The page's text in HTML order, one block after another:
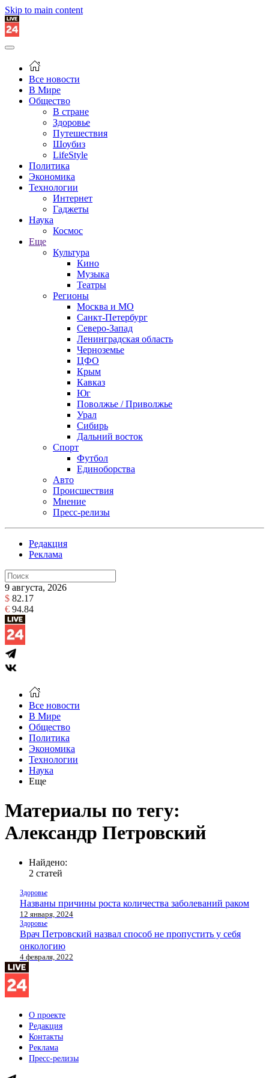
Skip to main content
Все новости
В Мире
Общество
В стране
Здоровье
Путешествия
Шоубиз
LifeStyle
Политика
Экономика
Технологии
Интернет
Гаджеты
Наука
Космос
Еще
Культура
Кино
Музыка
Театры
Регионы
Москва и МО
Санкт-Петербург
Северо-Запад
Ленинградская область
Черноземье
ЦФО
Крым
Кавказ
Юг
Поволжье / Приволжье
Урал
Сибирь
Дальний восток
Спорт
Футбол
Единоборства
Авто
Происшествия
Мнение
Пресс-релизы
Редакция
Реклама
9 августа, 2026
$ 82.17
€ 94.84
Все новости
В Мире
Общество
Политика
Экономика
Технологии
Наука
Еще
Материалы по тегу:
Александр Петровский
Найдено:
2 статей
Здоровье
Названы причины роста количества заболеваний раком
12 января, 2024
Здоровье
Врач Петровский назвал способ не пропустить у себя
онкологию
4 февраля, 2022
О проекте
Редакция
Контакты
Реклама
Пресс-релизы